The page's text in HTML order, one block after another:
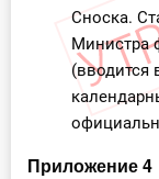
Практика ИП
Кадры.
Сноска.
Министра
(вводится
Приложение 4